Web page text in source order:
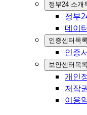
정부24 소개
정부
데이
인증센터 목록
인증
보안센터 목록
개인
저작
이용